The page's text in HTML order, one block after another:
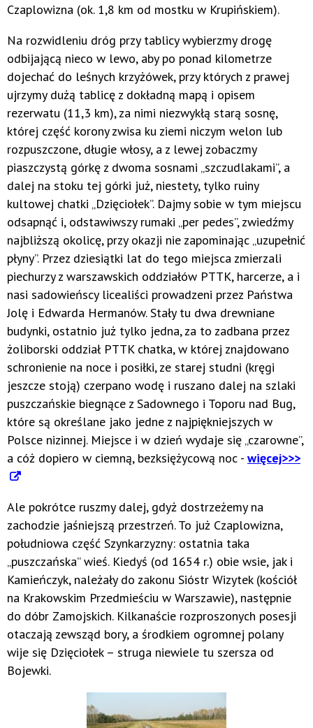
Czaplowizna (ok. 1,8 km od mostku w Krupińskiem).
Na rozwidleniu dróg przy tablicy wybierzmy drogę
odbijającą nieco w lewo, aby po ponad kilometrze
dojechać do leśnych krzyżówek, przy których z prawej
ujrzymy dużą tablicę z dokładną mapą i opisem
rezerwatu (11,3 km), za nimi niezwykłą starą sosnę,
której część korony zwisa ku ziemi niczym welon lub
rozpuszczone, długie włosy, a z lewej zobaczmy
piaszczystą górkę z dwoma sosnami „szczudlakami”, a
dalej na stoku tej górki już, niestety, tylko ruiny
kultowej chatki „Dzięciołek”. Dajmy sobie w tym miejscu
odsapnąć i, odstawiwszy rumaki „per pedes”, zwiedźmy
najbliższą okolicę, przy okazji nie zapominając „uzupełnić
płyny”. Przez dziesiątki lat do tego miejsca zmierzali
piechurzy z warszawskich oddziałów PTTK, harcerze, a i
nasi sadowieńscy licealiści prowadzeni przez Państwa
Jolę i Edwarda Hermanów. Stały tu dwa drewniane
budynki, ostatnio już tylko jedna, za to zadbana przez
żoliborski oddział PTTK chatka, w której znajdowano
schronienie na noce i posiłki, ze starej studni (kręgi
jeszcze stoją) czerpano wodę i ruszano dalej na szlaki
puszczańskie biegnące z Sadownego i Toporu nad Bug,
które są określane jako jedne z najpiękniejszych w
Polsce nizinnej. Miejsce i w dzień wydaje się „czarowne”,
a cóż dopiero w ciemną, bezksiężycową noc - więcej>>>
Ale pokrótce ruszmy dalej, gdyż dostrzeżemy na
zachodzie jaśniejszą przestrzeń. To już Czaplowizna,
południowa część Szynkarzyzny: ostatnia taka
„puszczańska” wieś. Kiedyś (od 1654 r.) obie wsie, jak i
Kamieńczyk, należały do zakonu Sióstr Wizytek (kościół
na Krakowskim Przedmieściu w Warszawie), następnie
do dóbr Zamojskich. Kilkanaście rozproszonych posesji
otaczają zewsząd bory, a środkiem ogromnej polany
wije się Dzięciołek – struga niewiele tu szersza od
Bojewki.